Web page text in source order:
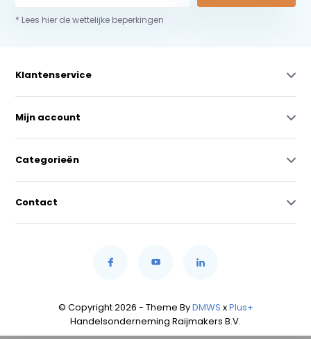
* Lees hier de wettelijke beperkingen
Klantenservice
Mijn account
Categorieën
Contact
© Copyright 2026 - Theme ByDMWS xPlus+
Handelsonderneming Raijmakers B.V.